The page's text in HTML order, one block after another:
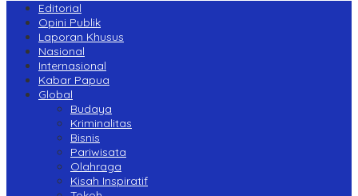
Editorial
Opini Publik
Laporan Khusus
Nasional
Internasional
Kabar Papua
Global
Budaya
Kriminalitas
Bisnis
Pariwisata
Olahraga
Kisah Inspiratif